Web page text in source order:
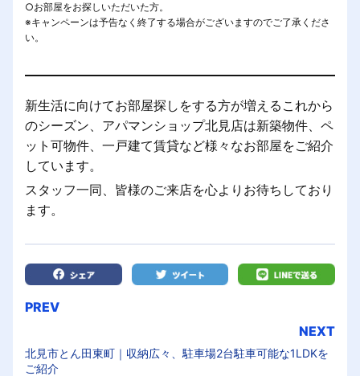
○お部屋をお探しいただいた方。
※キャンペーンは予告なく終了する場合がございますのでご了承くださ
い。
新生活に向けてお部屋探しをする方が増えるこれから
のシーズン、アパマンショップ北見店は新築物件、ペ
ット可物件、一戸建て賃貸など様々なお部屋をご紹介
しています。
スタッフ一同、皆様のご来店を心よりお待ちしており
ます。
PREV
NEXT
北見市とん田東町｜収納広々、駐車場2台駐車可能な1LDKを
ご紹介